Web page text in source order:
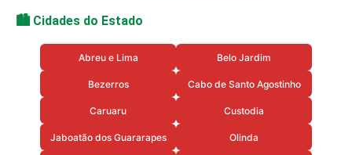
🏙️ Cidades do Estado
Abreu e Lima Belo Jardim
Bezerros Cabo de Santo Agostinho
Caruaru Custodia
Jaboatão dos Guararapes Olinda